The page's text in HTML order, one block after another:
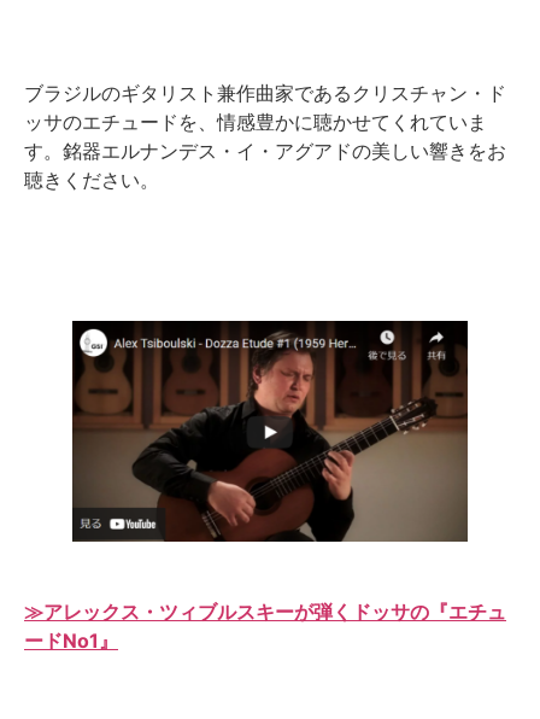
ブラジルのギタリスト兼作曲家であるクリスチャン・ド
ッサのエチュードを、情感豊かに聴かせてくれていま
す。銘器エルナンデス・イ・アグアドの美しい響きをお
聴きください。
≫アレックス・ツィブルスキーが弾くドッサの『エチュ
ードNo1』